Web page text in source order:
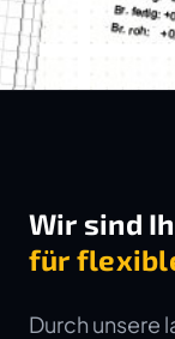
Wir sind
für
Durch unsere